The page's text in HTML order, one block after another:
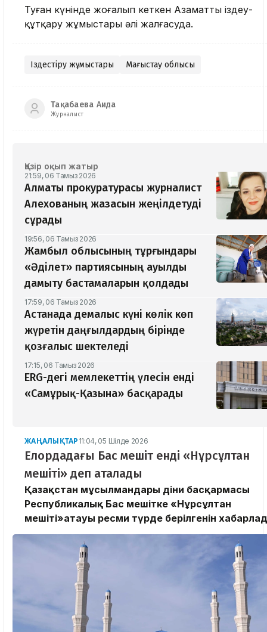
Туған күнінде жоғалып кеткен Азаматты іздеу-
құтқару жұмыстары әлі жалғасуда.
Іздестіру жұмыстары Маңғыстау облысы
Тақабаева Аида
Журналист
Қазір оқып жатыр
21:59, 06 Тамыз 2026
Алматы прокуратурасы журналист
Алехованың жазасын жеңілдетуді
сұрады
19:56, 06 Тамыз 2026
Жамбыл облысының тұрғындары
«Әділет» партиясының ауылды
дамыту бастамаларын қолдады
17:59, 06 Тамыз 2026
Астанада демалыс күні көлік көп
жүретін даңғылдардың бірінде
қозғалыс шектеледі
17:15, 06 Тамыз 2026
ERG-дегі мемлекеттің үлесін енді
«Самұрық-Қазына» басқарады
ЖАҢАЛЫҚТАР 11:04, 05 Шілде 2026
Елордадағы Бас мешіт енді «Нұрсұлтан
мешіті» деп аталады
Қазақстан мұсылмандары діни басқармасы
Республикалық Бас мешітке «Нұрсұлтан
мешіті»атауы ресми түрде берілгенін